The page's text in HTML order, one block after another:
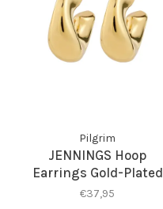
Pilgrim
JENNINGS Hoop
Earrings Gold-Plated
€37,95